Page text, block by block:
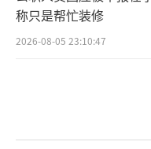
微信向陈先生谎
世、打官司需要
称只是帮忙装修
2026-08-05 23:10:47